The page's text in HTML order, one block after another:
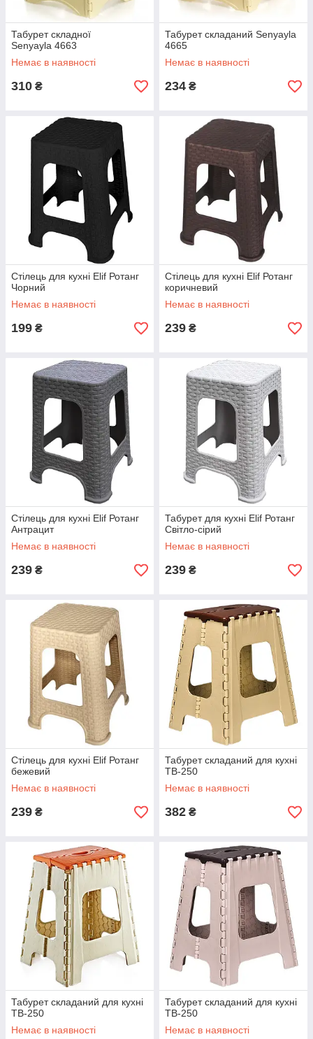
Табурет складної
Senyayla 4663
Немає в наявності
310 ₴
Табурет складаний Senyayla
4665
Немає в наявності
234 ₴
Стілець для кухні Elif Ротанг
Чорний
Немає в наявності
199 ₴
Стілець для кухні Elif Ротанг
коричневий
Немає в наявності
239 ₴
Стілець для кухні Elif Ротанг
Антрацит
Немає в наявності
239 ₴
Табурет для кухні Elif Ротанг
Світло-сірий
Немає в наявності
239 ₴
Стілець для кухні Elif Ротанг
бежевий
Немає в наявності
239 ₴
Табурет складаний для кухні
ТВ-250
Немає в наявності
382 ₴
Табурет складаний для кухні
ТВ-250
Немає в наявності
Табурет складаний для кухні
ТВ-250
Немає в наявності